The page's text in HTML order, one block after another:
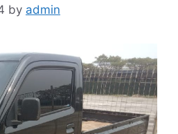
by admin